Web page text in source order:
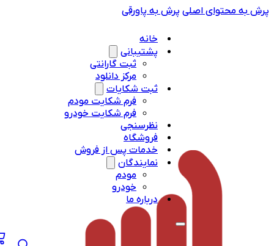
به محتوای اصلی پرش به پاورقی
خانه
پشتیبانی
ثبت گارانتی
مرکز دانلود
ثبت شکایات
فرم شکایت مودم
فرم شکایت خودرو
نظرسنجی
فروشگاه
خدمات پس از فروش
نمایندگان
مودم
خودرو
درباره ما